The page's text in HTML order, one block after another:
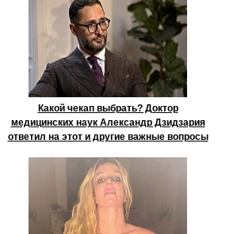
Какой чекап выбрать? Доктор
медицинских наук Александр Дзидзария
ответил на этот и другие важные вопросы